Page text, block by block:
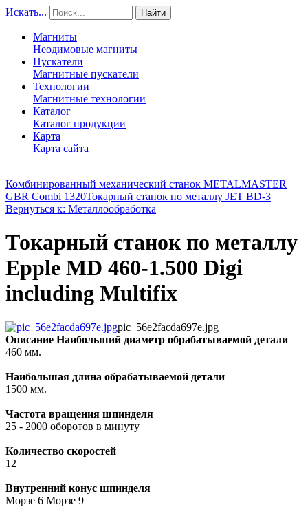
Искать... Найти
Магниты
Неодимовые магниты
Пускатели
Магнитные пускатели
Технологии
Магнитные технологии
Каталог
Каталог продукции
Карта
Карта сайта
Комбинированный механический станок METALMASTER
GBR Combi 1320Токарный станок по металлу JET BD-3
Вернуться к: Металлообработка
Токарный станок по металлу
Epple MD 460-1.500 Digi
including Multifix
pic_56e2facda697e.jpg
Описание Наибольший диаметр обрабатываемой детали
460 мм.
Наибольшая длина обрабатываемой детали
1500 мм.
Частота вращения шпинделя
25 - 2000 оборотов в минуту
Количество скоростей
12
Внутренний конус шпинделя
Морзе 6 Морзе 9